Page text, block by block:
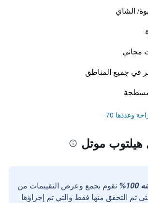
الشاي
مجاني
في جميع المناطق
مسطحة
وعددها 70
هيلتوب موتل
نقوم بجمع وعرض التقييمات من
تم التحقق منها فقط والتي تم إجراؤها